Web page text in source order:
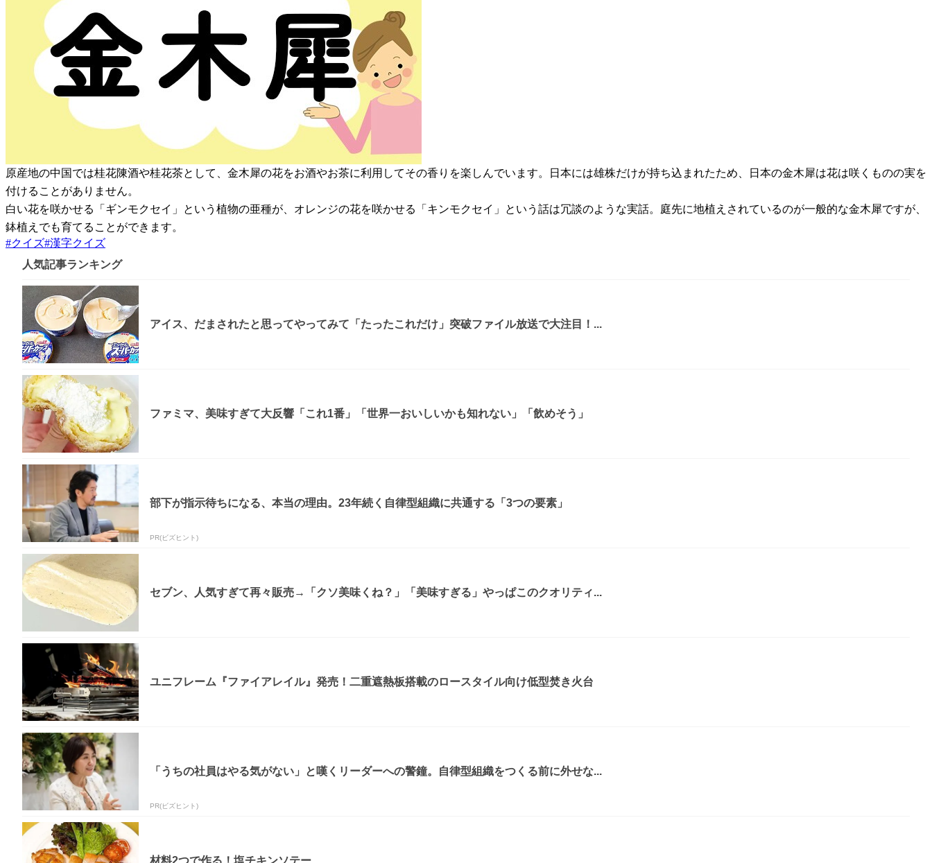
原産地の中国では桂花陳酒や桂花茶として、金木犀の花をお酒やお茶に利用してその香りを楽しんでいます。日本には雄株だけが持ち込まれたため、日本の金木犀は花は咲くものの実を
付けることがありません。
白い花を咲かせる「ギンモクセイ」という植物の亜種が、オレンジの花を咲かせる「キンモクセイ」という話は冗談のような実話。庭先に地植えされているのが一般的な金木犀ですが、
鉢植えでも育てることができます。
#クイズ#漢字クイズ
人気記事ランキング
アイス、だまされたと思ってやってみて「たったこれだけ」突破ファイル放送で大注目！...
ファミマ、美味すぎて大反響「これ1番」「世界一おいしいかも知れない」「飲めそう」
部下が指示待ちになる、本当の理由。23年続く自律型組織に共通する「3つの要素」
PR(ビズヒント)
セブン、人気すぎて再々販売→「クソ美味くね？」「美味すぎる」やっぱこのクオリティ...
ユニフレーム『ファイアレイル』発売！二重遮熱板搭載のロースタイル向け低型焚き火台
「うちの社員はやる気がない」と嘆くリーダーへの警鐘。自律型組織をつくる前に外せな...
PR(ビズヒント)
材料2つで作る！塩チキンソテー